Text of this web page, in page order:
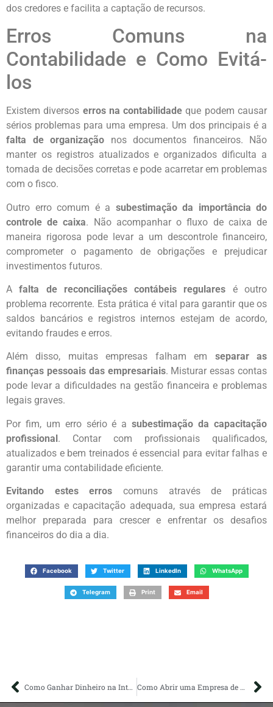
dos credores e facilita a captação de recursos.
Erros Comuns na
Contabilidade e Como Evitá-
los
Existem diversos erros na contabilidade que podem causar
sérios problemas para uma empresa. Um dos principais é a
falta de organização nos documentos financeiros. Não
manter os registros atualizados e organizados dificulta a
tomada de decisões corretas e pode acarretar em problemas
com o fisco.
Outro erro comum é a subestimação da importância do
controle de caixa. Não acompanhar o fluxo de caixa de
maneira rigorosa pode levar a um descontrole financeiro,
comprometer o pagamento de obrigações e prejudicar
investimentos futuros.
Afalta de reconciliações contábeis regulares é outro
problema recorrente. Esta prática é vital para garantir que os
saldos bancários e registros internos estejam de acordo,
evitando fraudes e erros.
Além disso, muitas empresas falham em separar as
finanças pessoais das empresariais. Misturar essas contas
pode levar a dificuldades na gestão financeira e problemas
legais graves.
Por fim, um erro sério é asubestimação da capacitação
profissional. Contar com profissionais qualificados,
atualizados e bem treinados é essencial para evitar falhas e
garantir uma contabilidade eficiente.
Evitando estes erros comuns através de práticas
organizadas e capacitação adequada, sua empresa estará
melhor preparada para crescer e enfrentar os desafios
financeiros do dia a dia.
Facebook Twitter LinkedIn WhatsApp
Telegram Print Email
Como Ganhar Dinheiro na Internet Para Iniciantes: 20 Ideias Para Começar Agora Como Abrir uma Empresa de Prestação de Serviços? Passo a Passo